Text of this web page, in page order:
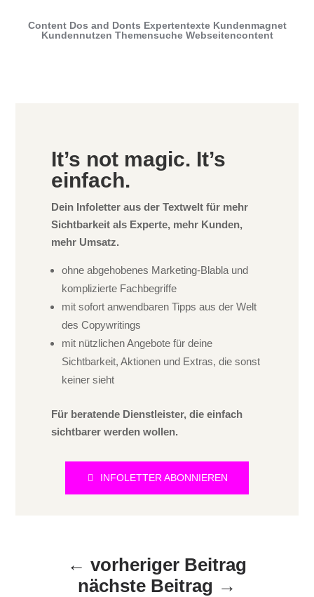
Content Dos and Donts Expertentexte Kundenmagnet
Kundennutzen Themensuche Webseitencontent
It’s not magic. It’s
einfach.
Dein Infoletter aus der Textwelt für mehr
Sichtbarkeit als Experte, mehr Kunden,
mehr Umsatz.
ohne abgehobenes Marketing-Blabla und
komplizierte Fachbegriffe
mit sofort anwendbaren Tipps aus der Welt
des Copywritings
mit nützlichen Angebote für deine
Sichtbarkeit, Aktionen und Extras, die sonst
keiner sieht
Für beratende Dienstleister, die einfach
sichtbarer werden wollen.
INFOLETTER ABONNIEREN
← vorheriger Beitrag
nächste Beitrag →